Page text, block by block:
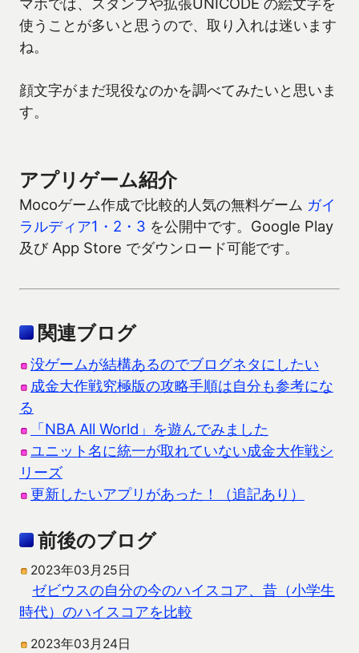
使うことが多いと思うので、取り入れは迷います
ね。
顔文字がまだ現役なのかを調べてみたいと思いま
す。
アプリゲーム紹介
Mocoゲーム作成で比較的人気の無料ゲーム ガイ
ラルディア1・2・3 を公開中です。Google Play
及び App Store でダウンロード可能です。
関連ブログ
没ゲームが結構あるのでブログネタにしたい
成金大作戦究極版の攻略手順は自分も参考にな
る
「NBA All World」を遊んでみました
ユニット名に統一が取れていない成金大作戦シ
リーズ
更新したいアプリがあった！（追記あり）
前後のブログ
2023年03月25日
ゼビウスの自分の今のハイスコア、昔（小学生
時代）のハイスコアを比較
2023年03月24日